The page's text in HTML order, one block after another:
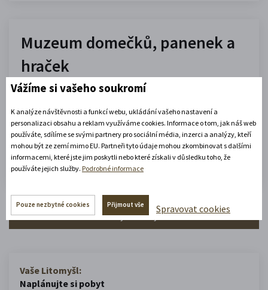
Muzeum domečků, panenek a
hraček
10.00 - 16.00
(platné od 1. 7. 2026 do 31. 8. 2026)
Zobrazit celou otevírací dobu
Zjistěte více
Zobrazit celý městský kalendář
Vaše Litomyšl:
Naplánujte si pobyt
Vážíme si vašeho soukromí
K analýze návštěvnosti a funkcí webu, ukládání vašeho nastavení a
personalizaci obsahu a reklam využíváme cookies. Informace o tom, jak náš web
používáte, sdílíme se svými partnery pro sociální média, inzerci a analýzy, kteří
mohou být ze zemí mimo EU. Partneři tyto údaje mohou zkombinovat s dalšími
informacemi, které jste jim poskytli nebo které získali v důsledku toho, že
používáte jejich služby. Podrobné informace
Pouze nezbytné cookies Přijmout vše Spravovat cookies